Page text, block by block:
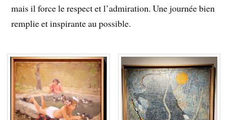
mais il force le respect et l’admiration. Une journée bien
remplie et inspirante au possible.